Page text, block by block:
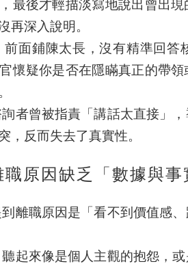
最後才輕描淡寫地說出曾出
再深入說明。
前面鋪陳太長，沒有精準回答
懷疑你是否在隱瞞真正的帶
者曾被指責「講話太直接」
，反而失去了真實性。
原因缺乏「數據與事
離職原因是「看不到價值感
聽起來像是個人主觀的抱怨，